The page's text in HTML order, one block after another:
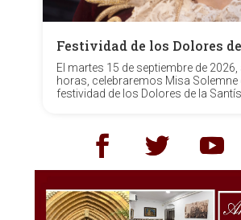
Festividad de los Dolores
El martes 15 de septiembre de 2026,
horas, celebraremos Misa Solemne
festividad de los Dolores de la